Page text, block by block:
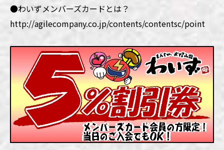
●わいずメンバーズカードとは？
http://agilecompany.co.jp/contents/contentsc/point